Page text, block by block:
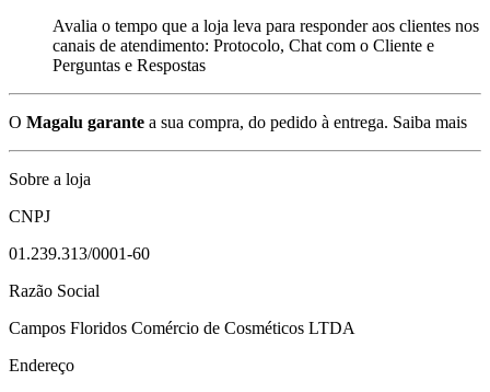
Avalia o tempo que a loja leva para responder aos clientes nos
canais de atendimento: Protocolo, Chat com o Cliente e
Perguntas e Respostas
O Magalu garante a sua compra, do pedido à entrega. Saiba mais
Sobre a loja
CNPJ
01.239.313/0001-60
Razão Social
Campos Floridos Comércio de Cosméticos LTDA
Endereço